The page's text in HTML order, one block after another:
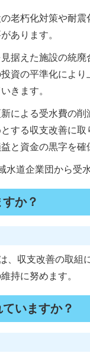
老朽化対策や耐
あります。
据えた施設の統
資の平準化によ
きます。
による受水費の
する収支改善に
と資金の黒字を確
道企業団から受
か？
、収支改善の取組
持に努めます。
いますか？